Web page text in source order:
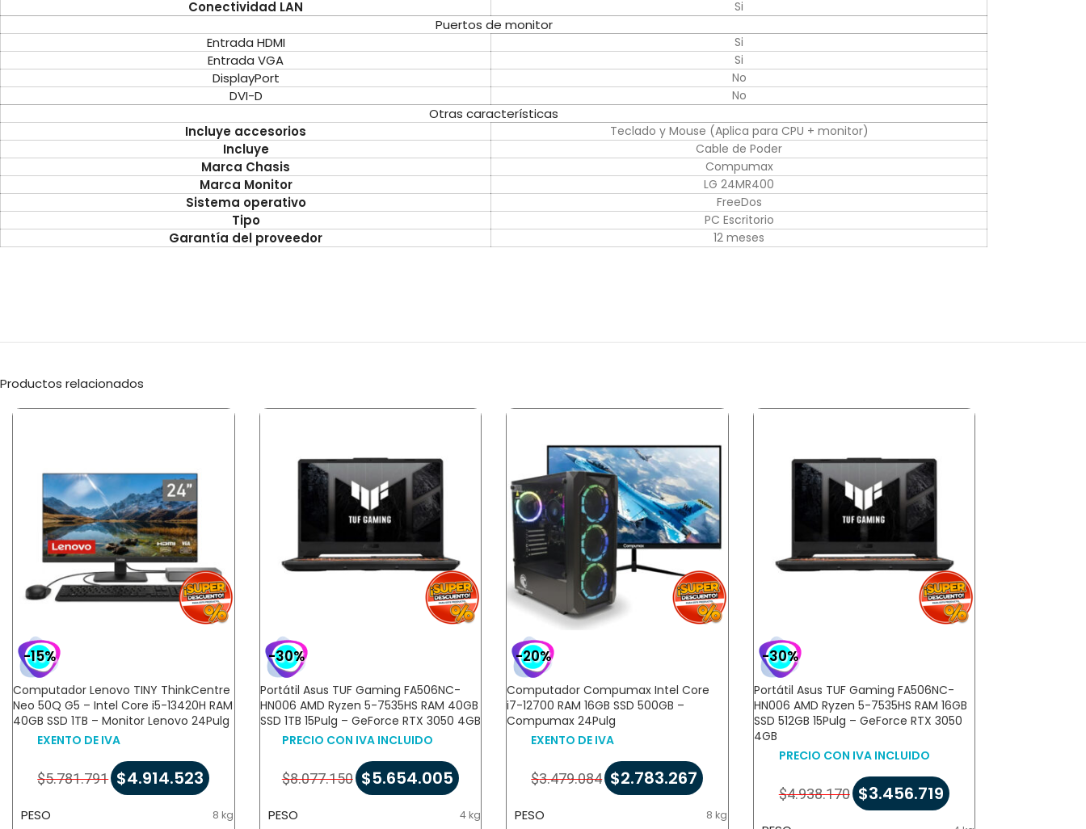
Conectividad LAN Si
Puertos de monitor
Entrada HDMI
Si
Entrada VGA Si
DisplayPort No
DVI-D No
Otras características
Incluye accesorios
Teclado y Mouse (Aplica para CPU + monitor)
Incluye Cable de Poder
Marca Chasis Compumax
Marca Monitor LG 24MR400
Sistema operativo FreeDos
Tipo PC Escritorio
Garantía del proveedor 12 meses
Productos relacionados
-15%
Computador Lenovo TINY ThinkCentre
Neo 50Q G5 – Intel Core i5-13420H RAM
40GB SSD 1TB – Monitor Lenovo 24Pulg
EXENTO DE IVA
$5.781.791 $4.914.523
PESO 8 kg
-30%
Portátil Asus TUF Gaming FA506NC-
HN006 AMD Ryzen 5-7535HS RAM 40GB
SSD 1TB 15Pulg – GeForce RTX 3050 4GB
PRECIO CON IVA INCLUIDO
$8.077.150 $5.654.005
PESO 4 kg
-20%
Computador Compumax Intel Core
i7-12700 RAM 16GB SSD 500GB –
Compumax 24Pulg
EXENTO DE IVA
$3.479.084 $2.783.267
PESO 8 kg
-30%
Portátil Asus TUF Gaming FA506NC-
HN006 AMD Ryzen 5-7535HS RAM 16GB
SSD 512GB 15Pulg – GeForce RTX 3050
4GB
PRECIO CON IVA INCLUIDO
$4.938.170 $3.456.719